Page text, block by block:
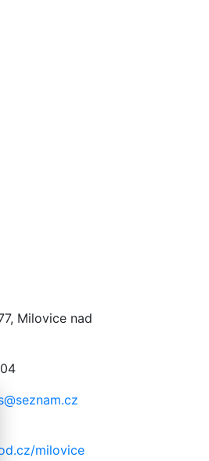
Milovice nad
milovice